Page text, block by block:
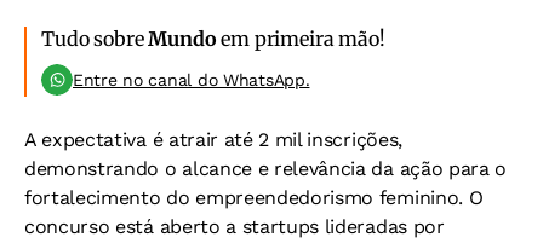
Tudo sobreMundo em primeira mão!
Entre no canal do WhatsApp.
A expectativa é atrair até 2 mil inscrições,
demonstrando o alcance e relevância da ação para o
fortalecimento do empreendedorismo feminino. O
concurso está aberto a startups lideradas por